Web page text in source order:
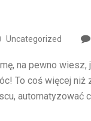
Uncategorized
na pewno wiesz,
To coś więcej
automatyzować